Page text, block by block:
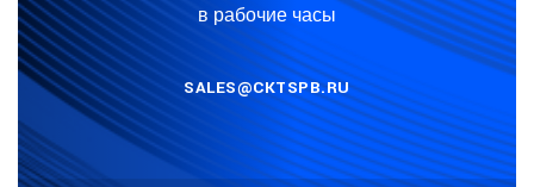
в рабочие часы
SALES@CKTSPB.RU